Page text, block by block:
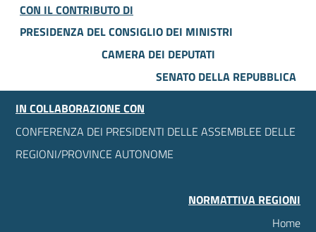
CON IL CONTRIBUTO DI
PRESIDENZA DEL CONSIGLIO DEI MINISTRI
CAMERA DEI DEPUTATI
SENATO DELLA REPUBBLICA
IN COLLABORAZIONE CON
CONFERENZA DEI PRESIDENTI DELLE ASSEMBLEE DELLE
REGIONI/PROVINCE AUTONOME
NORMATTIVA REGIONI
Home